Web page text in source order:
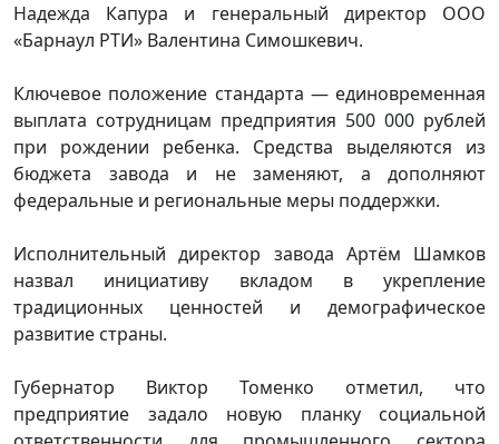
Надежда Капура и генеральный директор ООО
«Барнаул РТИ» Валентина Симошкевич.
Ключевое положение стандарта — единовременная
выплата сотрудницам предприятия 500 000 рублей
при рождении ребенка. Средства выделяются из
бюджета завода и не заменяют, а дополняют
федеральные и региональные меры поддержки.
Исполнительный директор завода Артём Шамков
назвал инициативу вкладом в укрепление
традиционных ценностей и демографическое
развитие страны.
Губернатор Виктор Томенко отметил, что
предприятие задало новую планку социальной